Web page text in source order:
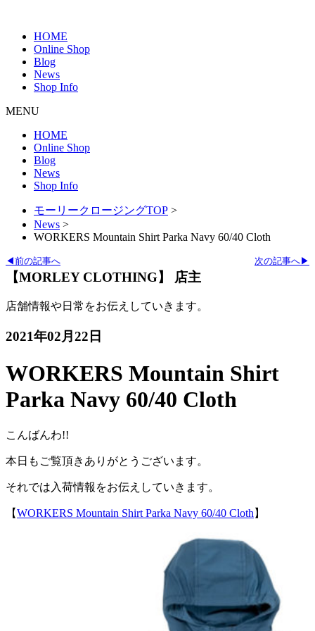
HOME
Online Shop
Blog
News
Shop Info
MENU
HOME
Online Shop
Blog
News
Shop Info
モーリークロージングTOP >
News >
WORKERS Mountain Shirt Parka Navy 60/40 Cloth
次の記事へ▶
◀前の記事へ
【MORLEY CLOTHING】 店主
店舗情報や日常をお伝えしていきます。
2021年02月22日
WORKERS Mountain Shirt
Parka Navy 60/40 Cloth
こんばんわ!!
本日もご覧頂きありがとうございます。
それでは入荷情報をお伝えしていきます。
【WORKERS Mountain Shirt Parka Navy 60/40 Cloth 】